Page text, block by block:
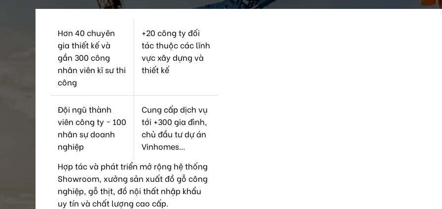
Hơn 40 chuyên
gia thiết kế và
gần 300 công
nhân viên kĩ sư thi
công
+20 công ty đối
tác thuộc các lĩnh
vực xây dựng và
thiết kế
Đội ngũ thành
viên công ty ~ 100
nhân sự doanh
nghiệp
Cung cấp dịch vụ
tới +300 gia đình,
chủ đầu tư dự án
Vinhomes...
Hợp tác và phát triển mở rộng hệ thống
Showroom, xưởng sản xuất đồ gỗ công
nghiệp, gỗ thịt, đồ nội thất nhập khẩu
uy tín và chất lượng cao cấp.